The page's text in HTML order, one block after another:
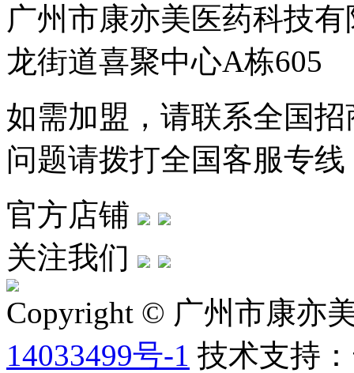
广州市康亦美医药科技
龙街道喜聚中心A栋605
如需加盟，请联系全国招
问题请拨打全国客服专线
官方店铺
关注我们
Copyright © 广州市康亦
14033499号-1 技术支持